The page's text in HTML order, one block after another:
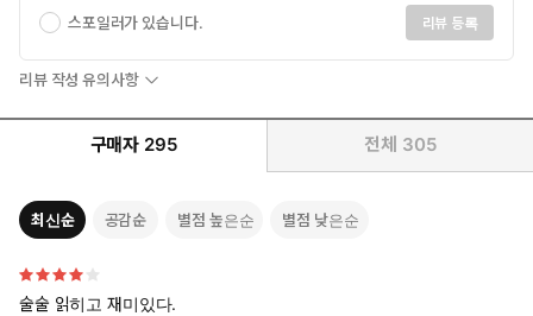
스포일러가 있습니다. 리뷰 등록
리뷰 작성 유의사항
구매자 295 전체 305
최신순 공감순 별점 높은순 별점 낮은순
술술 읽히고 재미있다.